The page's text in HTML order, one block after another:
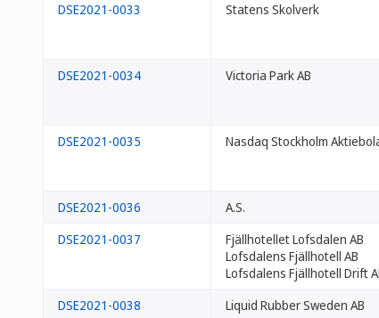
DSE2021-0033
Statens Skolverk
DSE2021-0034
Victoria Park AB
DSE2021-0035
Nasdaq Stockholm
DSE2021-0036
A.S.
DSE2021-0037
Fjällhotellet Lofsdalen AB
Lofsdalens Fjällhotell AB
Lofsdalens Fjällhotell Drift
DSE2021-0038
Liquid Rubber Sweden AB